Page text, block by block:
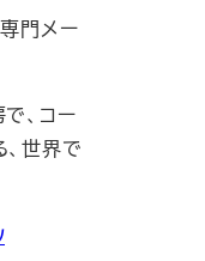
門メー
、コー
世界で